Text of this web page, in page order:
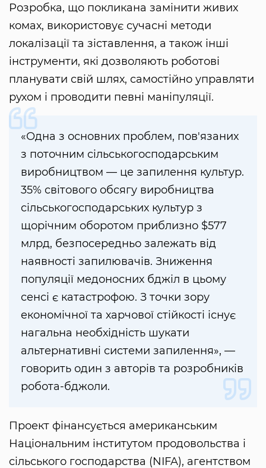
Розробка, що покликана замінити живих
комах, використовує сучасні методи
локалізації та зіставлення, а також інші
інструменти, які дозволяють роботові
планувати свій шлях, самостійно управляти
рухом і проводити певні маніпуляції.
«Одна з основних проблем, пов'язаних
з поточним сільськогосподарським
виробництвом — це запилення культур.
35% світового обсягу виробництва
сільськогосподарських культур з
щорічним оборотом приблизно $577
млрд, безпосередньо залежать від
наявності запилювачів. Зниження
популяції медоносних бджіл в цьому
сенсі є катастрофою. З точки зору
економічної та харчової стійкості існує
нагальна необхідність шукати
альтернативні системи запилення», —
говорить один з авторів та розробників
робота-бджоли.
Проект фінансується американським
Національним інститутом продовольства і
сільського господарства (NIFA), агентством